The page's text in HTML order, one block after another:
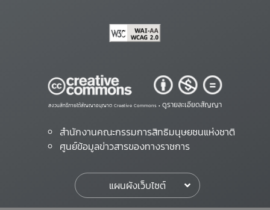
สงวนสิทธิ์ภายใต้สัญญาอนุญาต Creative Commons • ดูรายละเอียดสัญญา
สำนักงานคณะกรรมการสิทธิมนุษยชนแห่งชาติ
ศูนย์ข้อมูลข่าวสารของทางราชการ
แผนผังเว็บไซต์